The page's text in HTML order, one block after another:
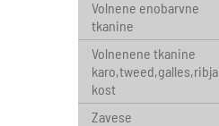
Volnene enobarvne
tkanine
Volnenene tkanine
karo,tweed,galles,ribja
kost
Zavese